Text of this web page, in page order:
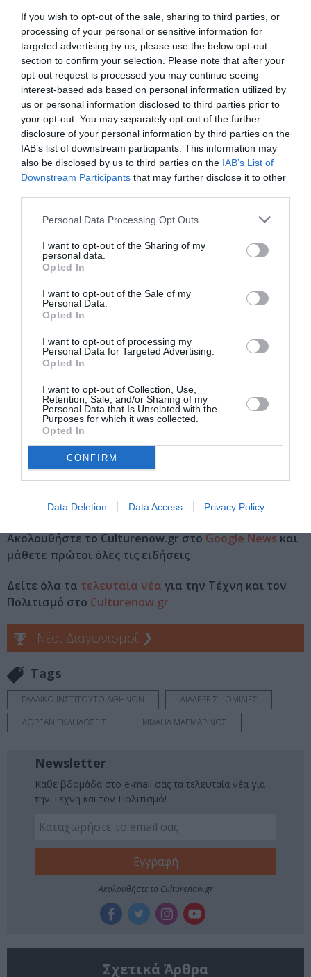
If you wish to opt-out of the sale, sharing to third parties, or
processing of your personal or sensitive information for
targeted advertising by us, please use the below opt-out
section to confirm your selection. Please note that after your
opt-out request is processed you may continue seeing
interest-based ads based on personal information utilized by
us or personal information disclosed to third parties prior to
your opt-out. You may separately opt-out of the further
disclosure of your personal information by third parties on the
IAB’s list of downstream participants. This information may
also be disclosed by us to third parties on the IAB’s List of
Downstream Participants that may further disclose it to other
Personal Data Processing Opt Outs
I want to opt-out of the Sharing of my
personal data.
Opted In
I want to opt-out of the Sale of my
Personal Data.
Opted In
I want to opt-out of processing my
Personal Data for Targeted Advertising.
Opted In
I want to opt-out of Collection, Use,
Retention, Sale, and/or Sharing of my
Personal Data that Is Unrelated with the
Purposes for which it was collected.
Opted In
CONFIRM
Data Deletion Data Access Privacy Policy
*Το Le Grand Continentείναι συλλογή διαλόγων που
εκδίδεται από το 2019 από το ανεξάρτητο κέντρο
ερευνών Groupe d’études géopolitiques, το οποίο
εδρεύει στην Ecole normale supérieure. Στην συλλογή
αυτή περιλαμβάνονται μεγάλοι διάλογοι ευρωπαϊκού
ενδιαφέροντος που διεξάγονται σε όλους τους χώρους
από τη πολιτική και την έρευνα ως τα μέσα ενημέρωσης
και τη λογοτεχνία.
Φωτογραφία: IFG-black-and-white-Marianna-Bisti
Ημερομηνία:
09/05/2022
19.00
Τοποθεσία:
Γαλλικό Ινστιτούτο Ελλάδος, Auditorium Theo
Angelopoulos, Σίνα 31 Αθήνα
Γαλλικό Ινστιτούτο Αθηνών
Eισιτήρια:
Είσοδος ελεύθερη
Πληροφορίες / Κρατήσεις:
Ακολουθήστε το Culturenow.gr στοGoogle Newsκαι
μάθετε πρώτοι όλες τις ειδήσεις
Δείτε όλα τα τελευταία νέα για την Τέχνη και τον
Πολιτισμό στο Culturenow.gr
Νέοι Διαγωνισμοί ❯
Tags
ΓΑΛΛΙΚΟ ΙΝΣΤΙΤΟΥΤΟ ΑΘΗΝΩΝ
ΔΙΑΛΕΞΕΙΣ - ΟΜΙΛΙΕΣ
ΔΩΡΕΑΝ ΕΚΔΗΛΩΣΕΙΣ
ΜΙΧΑΗΛ ΜΑΡΜΑΡΙΝΟΣ
Newsletter
Κάθε βδομάδα στο e-mail σας τα τελευταία νέα για
την Τέχνη και τον Πολιτισμό!
Ακολουθήστε το Culturenow.gr
Σχετικά Άρθρα